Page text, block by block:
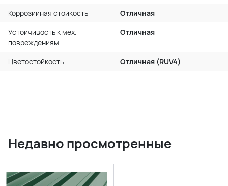
Коррозийная стойкость
Отличная
Устойчивость к мех.
повреждениям
Отличная
Цветостойкость Отличная (RUV4)
Недавно просмотренные